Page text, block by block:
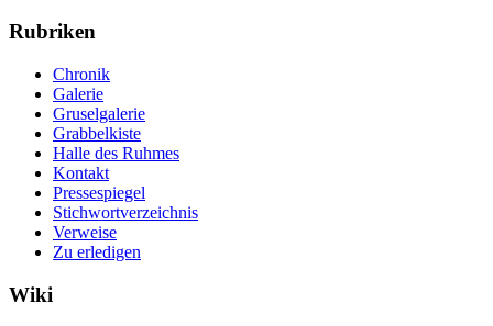
Rubriken
Chronik
Galerie
Gruselgalerie
Grabbelkiste
Halle des Ruhmes
Kontakt
Pressespiegel
Stichwortverzeichnis
Verweise
Zu erledigen
Wiki